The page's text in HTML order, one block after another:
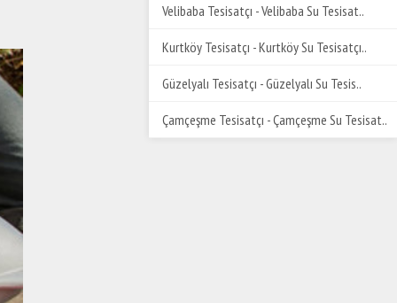
Velibaba Tesisatçı - Velibaba Su Tesisat..
Kurtköy Tesisatçı - Kurtköy Su Tesisatçı..
Güzelyalı Tesisatçı - Güzelyalı Su Tesis..
Çamçeşme Tesisatçı - Çamçeşme Su Tesisat..